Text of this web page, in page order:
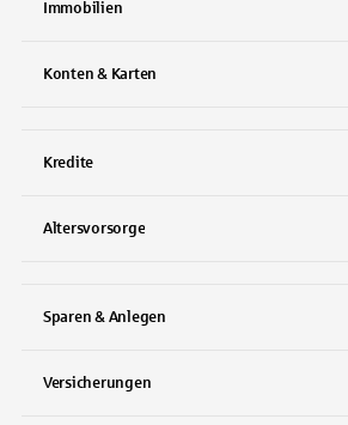
Immobilien
Konten & Karten
Kredite
Altersvorsorge
Sparen & Anlegen
Versicherungen